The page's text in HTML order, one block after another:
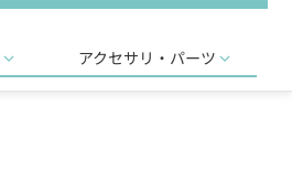
アクセサリ・パーツ